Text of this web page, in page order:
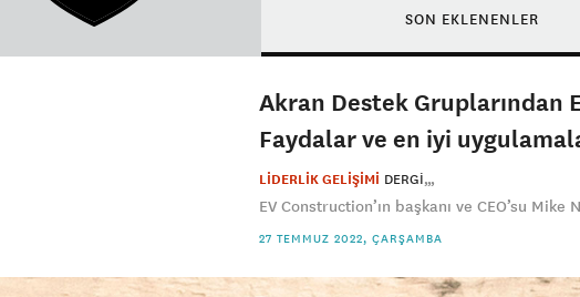
SON EKLENENLER
Akran Destek Gruplarından
Faydalar ve en iyi
LİDERLİK GELİŞİMİ DERGI
EV Construction’ın başkanı ve CEO’su
27 TEMMUZ 2022, ÇARŞAMBA